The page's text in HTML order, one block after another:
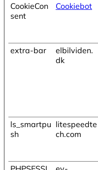
CookieCon
sent
Cookiebot
extra-bar
elbilviden.
dk
ls_smartpu
sh
litespeedte
ch.com